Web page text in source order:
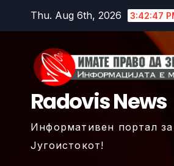
Thu. Aug 6th, 2026 3:42:49
Radovis News
Информативен портал за
Југоистокот!